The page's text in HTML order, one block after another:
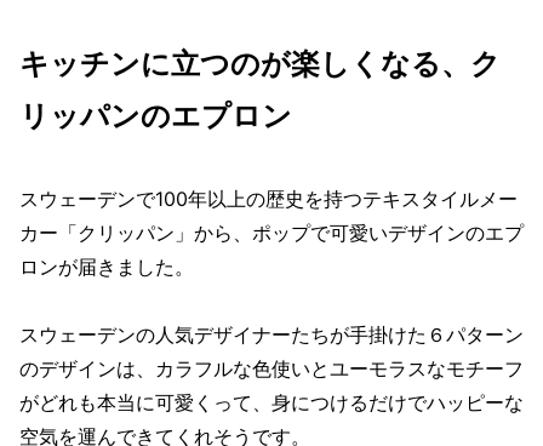
キッチンに立つのが楽しくなる、ク
リッパンのエプロン
スウェーデンで100年以上の歴史を持つテキスタイルメー
カー「クリッパン」から、ポップで可愛いデザインのエプ
ロンが届きました。
スウェーデンの人気デザイナーたちが手掛けた６パターン
のデザインは、カラフルな色使いとユーモラスなモチーフ
がどれも本当に可愛くって、身につけるだけでハッピーな
空気を運んできてくれそうです。